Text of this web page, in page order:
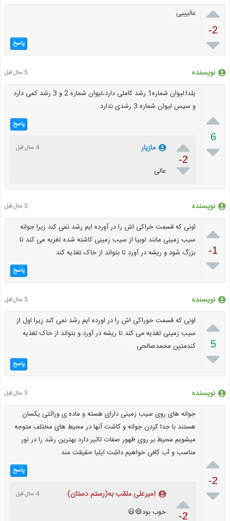

-2

عالیییی
پاسخ
نویسنده 5 سال قبل

6

یلدا:لیوان شماره1 رشد کاملی دارد،لیوان شماره 2 و 3 رشد کمی دارد
و سپس لیوان شماره 3 رشدی ندارد.
پاسخ

-2

مازیار 4 سال قبل
عالی
نویسنده 5 سال قبل

-1

اونی که قسمت خراکی اش را در آورده ایم رشد نمی کند زیرا جوانه
سیب زمینی مانند لوبیا از سیب زمینی کاشته شده تغزیه می کند تا
بزرگ شود و ریشه در آورد تا بتواند از خاک تغذیه کند
پاسخ
نویسنده 5 سال قبل

5

اونی که قسمت خوراکی اش را در اورده ایم رشد نمی کند زیرا اول از
سیب زمینی تغذیه می کند تا ریشه در آورد و بتواند از خاک تغذیه
کندمتین محمدصالحی
پاسخ
نویسنده 5 سال قبل

-2

جوانه های روی سیب زمینی دارای هسته و ماده ی وراثتی یکسان
هستند با جدا کردن جوانه و کاشت آنها در محیط های مختلف متوجه
میشویم محیط بر روی ظهور صفات تاثیر دارد بهترین رشد را در نور
مناسب و آب کافی خواهیم داشت ایلیا حقیقت مند
پاسخ

-2
امیرعلی ملقب به(رستم دستان) 4 سال قبل
خوب بود😄😃